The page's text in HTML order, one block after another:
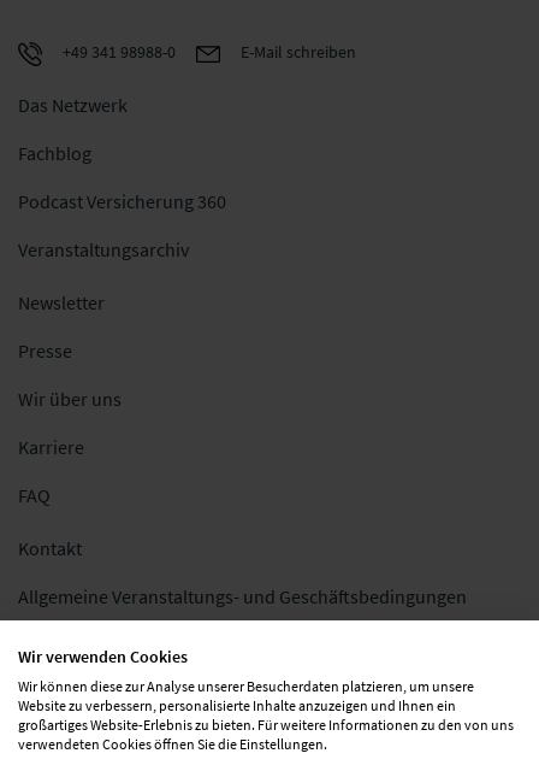
+49 341 98988-0 E-Mail schreiben
Das Netzwerk
Fachblog
Podcast Versicherung 360
Veranstaltungsarchiv
Newsletter
Presse
Wir über uns
Karriere
FAQ
Kontakt
Allgemeine Veranstaltungs- und Geschäftsbedingungen
Datenschutz
Folgen Sie uns
Wir verwenden Cookies
Wir können diese zur Analyse unserer Besucherdaten platzieren, um unsere
Website zu verbessern, personalisierte Inhalte anzuzeigen und Ihnen ein
großartiges Website-Erlebnis zu bieten. Für weitere Informationen zu den von uns
verwendeten Cookies öffnen Sie die Einstellungen.